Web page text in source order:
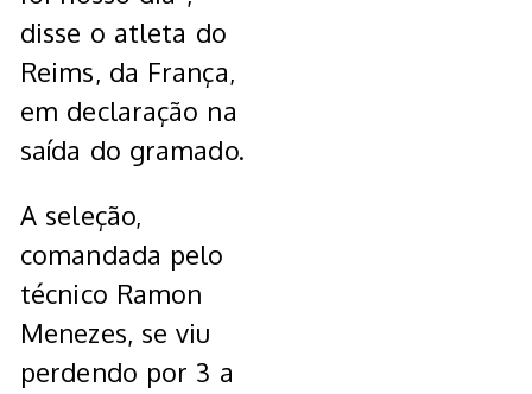
disse o atleta do
Reims, da França,
em declaração na
saída do gramado.
A seleção,
comandada pelo
técnico Ramon
Menezes, se viu
perdendo por 3 a